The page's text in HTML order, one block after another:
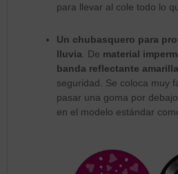
para llevar al cole todo lo
Un chubasquero para
lluvia . De material
banda reflectante amarilla
seguridad. Se coloca muy
pasar una goma por
en el modelo estándar